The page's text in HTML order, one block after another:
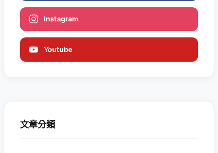
Instagram
Youtube
文章分類